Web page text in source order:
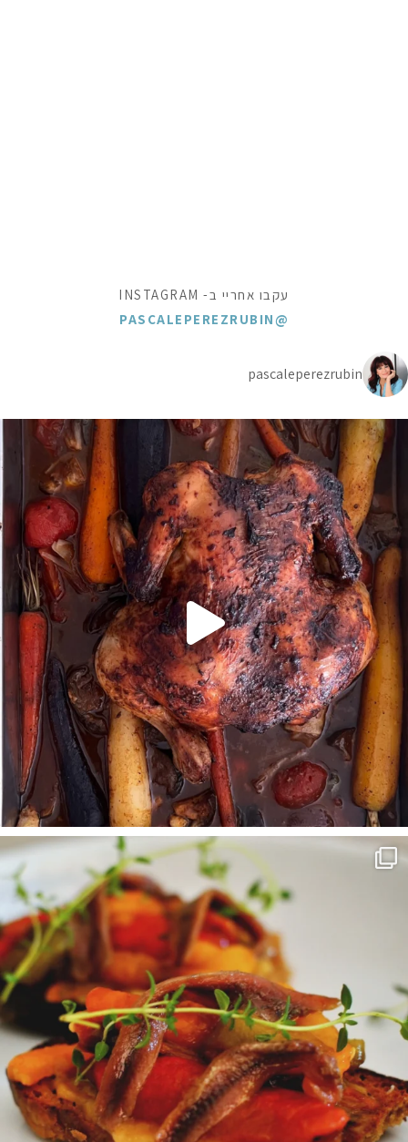
עקבו אחריי ב- INSTAGRAM
@PASCALEPEREZRUBIN
pascaleperezrubin